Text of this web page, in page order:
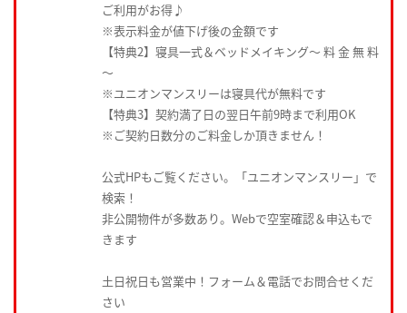
ご利用がお得♪
※表示料金が値下げ後の金額です
【特典2】寝具一式＆ベッドメイキング〜 料 金 無 料
〜
※ユニオンマンスリーは寝具代が無料です
【特典3】契約満了日の翌日午前9時まで利用OK
※ご契約日数分のご料金しか頂きません！
公式HPもご覧ください。「ユニオンマンスリー」で
検索！
非公開物件が多数あり。Webで空室確認＆申込もで
きます
土日祝日も営業中！フォーム＆電話でお問合せくだ
さい